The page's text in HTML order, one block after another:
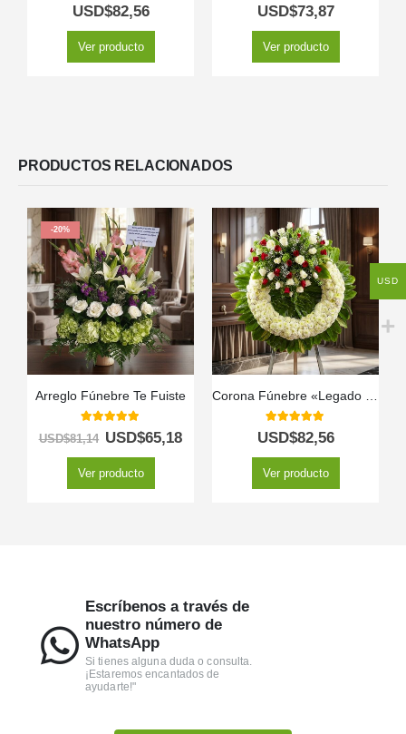
5.00out of 5
USD$82,56
Ver producto
5.00out of 5
USD$73,87
Ver producto
PRODUCTOS RELACIONADOS
-20%
Arreglo Fúnebre Te Fuiste
out of 5
USD$81,14 USD$65,18
Ver producto
5.00 out of 5
USD$82,56
Ver producto
Escríbenos a través de
nuestro número de
WhatsApp
Si tienes alguna duda o consulta.
¡Estaremos encantados de
ayudarte!"
USD